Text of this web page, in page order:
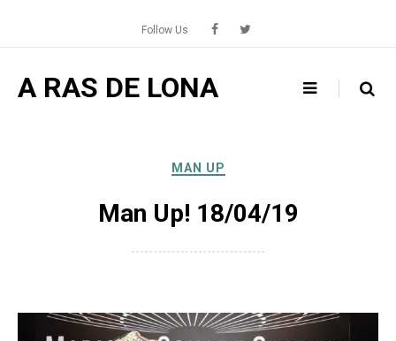
content
Follow Us
A RAS DE LONA
MAN UP
Man Up! 18/04/19